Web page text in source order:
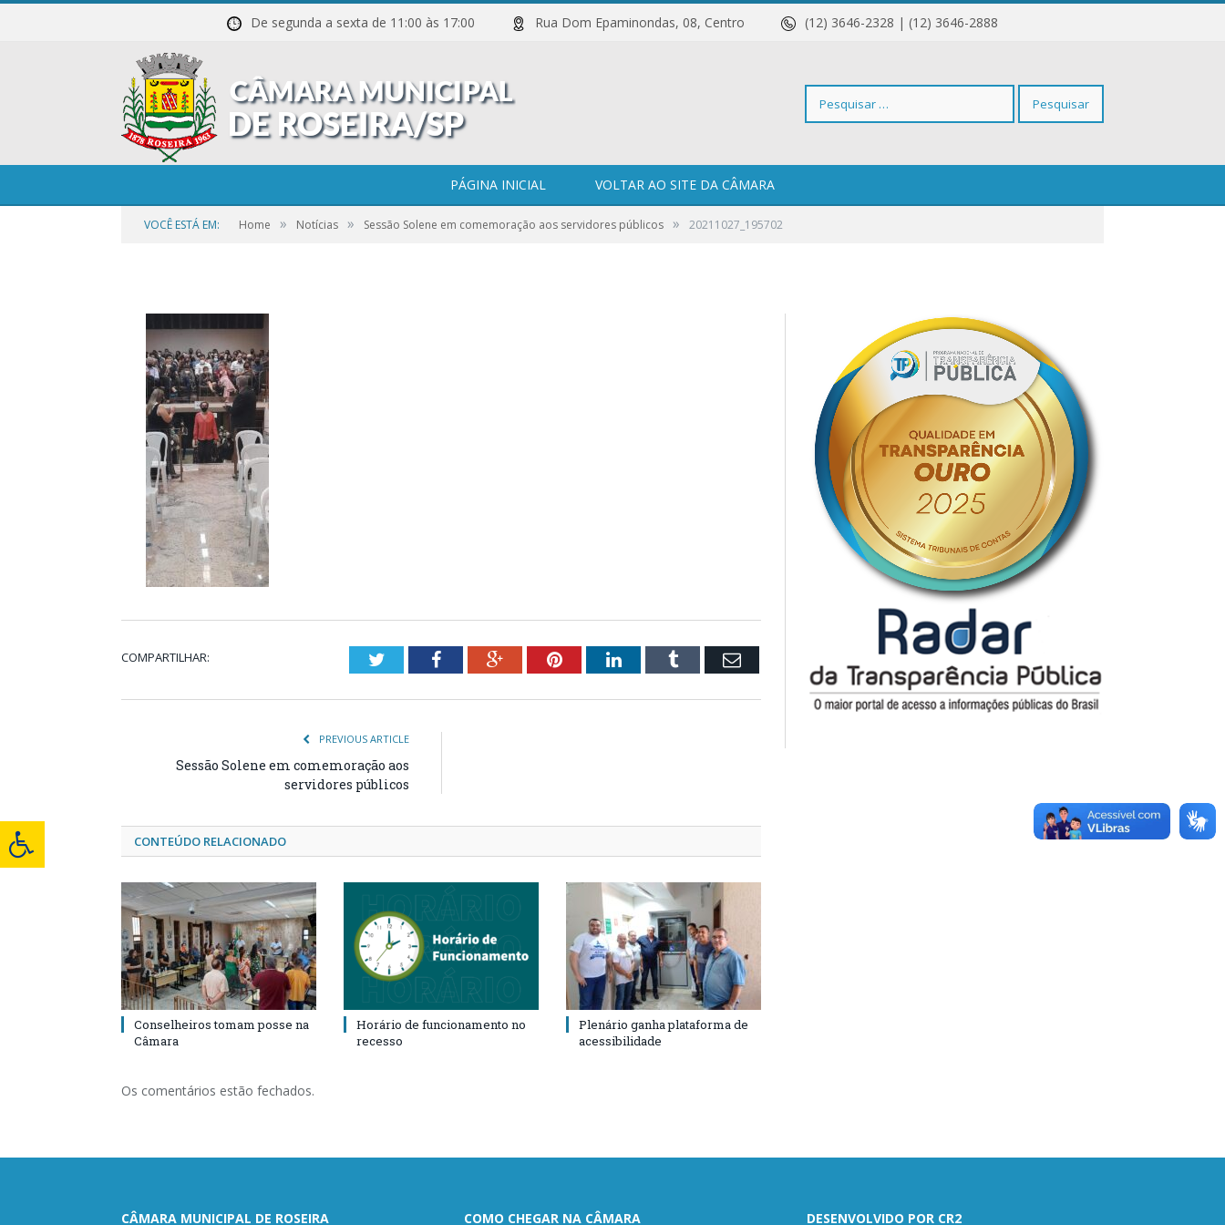
De segunda a sexta de 11:00 às 17:00 Rua Dom Epaminondas, 08, Centro (12) 3646-2328 | (12) 3646-2888
Pesquisar
PÁGINA INICIAL VOLTAR AO SITE DA CÂMARA
VOCÊ ESTÁ EM: Home » Notícias » Sessão Solene em comemoração aos servidores públicos » 20211027_195702
COMPARTILHAR: TwitterFacebookGoogle+PinterestLinkedInTumblr Email
PREVIOUS ARTICLE
Sessão Solene em comemoração aos
servidores públicos
CONTEÚDO RELACIONADO
Conselheiros tomam posse na
Câmara
Horário de funcionamento no
recesso
Plenário ganha plataforma de
acessibilidade
Os comentários estão fechados.
CÂMARA MUNICIPAL DE ROSEIRA COMO CHEGAR NA CÂMARA DESENVOLVIDO POR CR2